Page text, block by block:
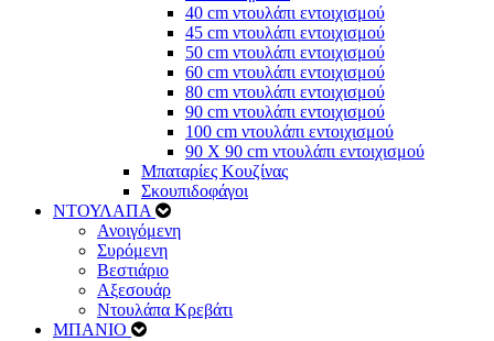
40 cm ντουλάπι εντοιχισμού
45 cm ντουλάπι εντοιχισμού
50 cm ντουλάπι εντοιχισμού
60 cm ντουλάπι εντοιχισμού
80 cm ντουλάπι εντοιχισμού
90 cm ντουλάπι εντοιχισμού
100 cm ντουλάπι εντοιχισμού
90 Χ 90 cm ντουλάπι εντοιχισμού
Μπαταρίες Κουζίνας
Σκουπιδοφάγοι
ΝΤΟΥΛΑΠΑ
Ανοιγόμενη
Συρόμενη
Βεστιάριο
Αξεσουάρ
Ντουλάπα Κρεβάτι
ΜΠΑΝΙΟ